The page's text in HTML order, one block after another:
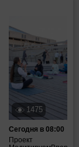
1475
Сегодня в 08:00
Проект